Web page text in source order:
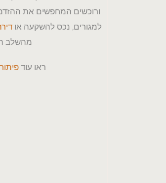
ורוכשים המחפשים את
למגורים, נכס להשקעה או
מהשלב
ראו עוד